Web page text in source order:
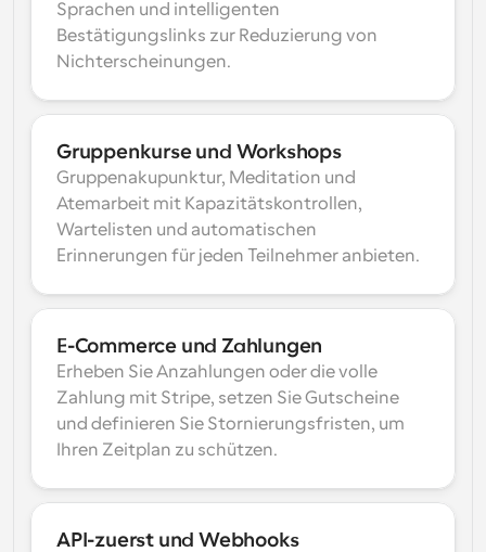
Sprachen und intelligenten
Bestätigungslinks zur Reduzierung von
Nichterscheinungen.
Gruppenkurse und Workshops
Gruppenakupunktur, Meditation und
Atemarbeit mit Kapazitätskontrollen,
Wartelisten und automatischen
Erinnerungen für jeden Teilnehmer anbieten.
E-Commerce und Zahlungen
Erheben Sie Anzahlungen oder die volle
Zahlung mit Stripe, setzen Sie Gutscheine
und definieren Sie Stornierungsfristen, um
Ihren Zeitplan zu schützen.
API-zuerst und Webhooks